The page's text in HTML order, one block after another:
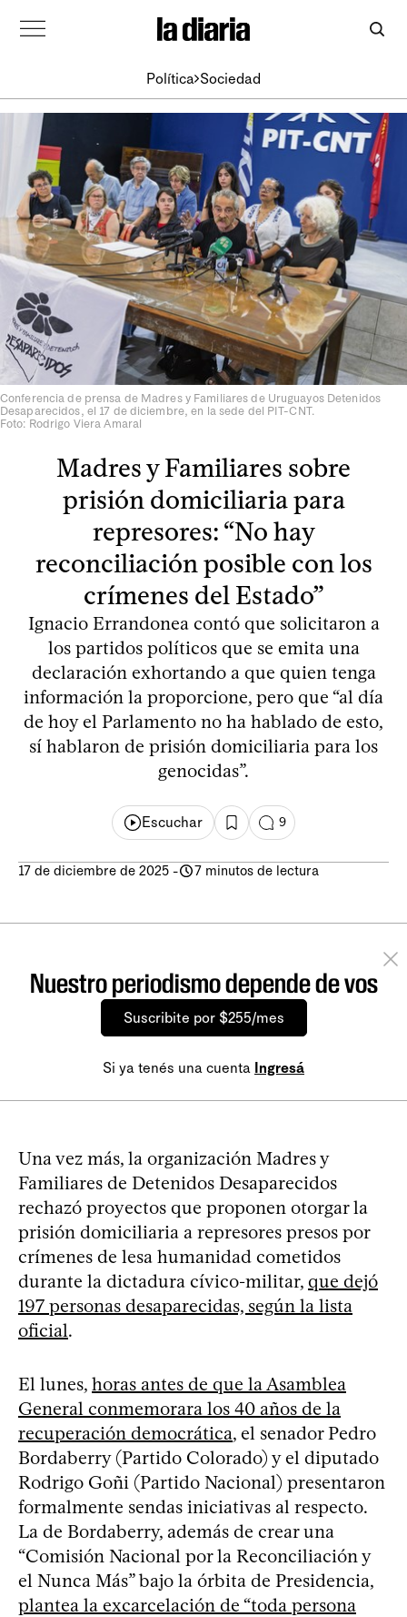
Política Sociedad
Conferencia de prensa de Madres y Familiares de Uruguayos Detenidos
Desaparecidos, el 17 de diciembre, en la sede del PIT-CNT.
Foto: Rodrigo Viera Amaral
Madres y Familiares sobre
prisión domiciliaria para
represores: “No hay
reconciliación posible con los
crímenes del Estado”
Ignacio Errandonea contó que solicitaron a
los partidos políticos que se emita una
declaración exhortando a que quien tenga
información la proporcione, pero que “al día
de hoy el Parlamento no ha hablado de esto,
sí hablaron de prisión domiciliaria para los
genocidas”.
Escuchar 9
17 de diciembre de 2025 - 7 minutos de lectura
Nuestro periodismo depende de vos
Suscribite por $255/mes
Si ya tenés una cuenta Ingresá
Una vez más, la organización Madres y
Familiares de Detenidos Desaparecidos
rechazó proyectos que proponen otorgar la
prisión domiciliaria a represores presos por
crímenes de lesa humanidad cometidos
durante la dictadura cívico-militar, que dejó
197 personas desaparecidas, según la lista
oficial.
El lunes, horas antes de que la Asamblea
General conmemorara los 40 años de la
recuperación democrática, el senador Pedro
Bordaberry (Partido Colorado) y el diputado
Rodrigo Goñi (Partido Nacional) presentaron
formalmente sendas iniciativas al respecto.
La de Bordaberry, además de crear una
“Comisión Nacional por la Reconciliación y
el Nunca Más” bajo la órbita de Presidencia,
plantea la excarcelación de “toda persona